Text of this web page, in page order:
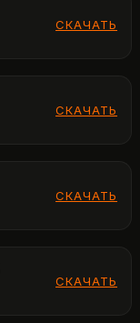
СКАЧАТЬ
СКАЧАТЬ
СКАЧАТЬ
СКАЧАТЬ